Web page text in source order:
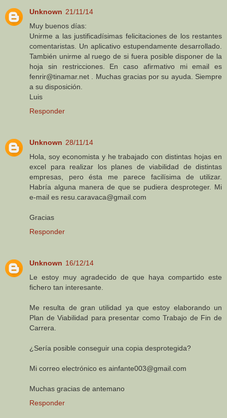
Unknown 21/11/14
Muy buenos días:
Unirme a las justificadísimas felicitaciones de los restantes
comentaristas. Un aplicativo estupendamente desarrollado.
También unirme al ruego de si fuera posible disponer de la
hoja sin restricciones. En caso afirmativo mi email es
fenrir@tinamar.net . Muchas gracias por su ayuda. Siempre
a su disposición.
Luis
Responder
Unknown 28/11/14
Hola, soy economista y he trabajado con distintas hojas en
excel para realizar los planes de viabilidad de distintas
empresas, pero ésta me parece facilísima de utilizar.
Habría alguna manera de que se pudiera desproteger. Mi
e-mail es resu.caravaca@gmail.com
Gracias
Responder
Unknown 16/12/14
Le estoy muy agradecido de que haya compartido este
fichero tan interesante.
Me resulta de gran utilidad ya que estoy elaborando un
Plan de Viabilidad para presentar como Trabajo de Fin de
Carrera.
¿Sería posible conseguir una copia desprotegida?
Mi correo electrónico es ainfante003@gmail.com
Muchas gracias de antemano
Responder